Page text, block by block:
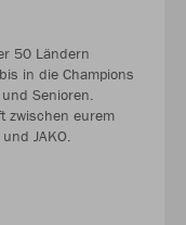
50 Ländern
in die Champions
Senioren.
zwischen eurem
JAKO.